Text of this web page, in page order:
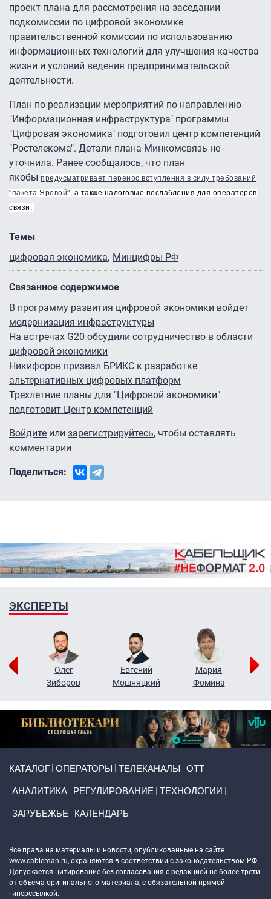
проект плана для рассмотрения на заседании
подкомиссии по цифровой экономике
правительственной комиссии по использованию
информационных технологий для улучшения качества
жизни и условий ведения предпринимательской
деятельности.
План по реализации мероприятий по направлению
"Информационная инфраструктура" программы
"Цифровая экономика" подготовил центр компетенций
"Ростелекома". Детали плана Минкомсвязь не
уточнила. Ранее сообщалось, что план
якобы предусматривает перенос вступления в силу требований
"пакета Яровой", а также налоговые послабления для операторов
связи.
Темы
цифровая экономика Минцифры РФ
Связанное содержимое
В программу развития цифровой экономики войдет
модернизация инфраструктуры
На встречах G20 обсудили сотрудничество в области
цифровой экономики
Никифоров призвал БРИКС к разработке
альтернативных цифровых платформ
Трехлетние планы для "Цифровой экономики"
подготовит Центр компетенций
Войдите или зарегистрируйтесь, чтобы оставлять
комментарии
Поделиться:
ЭКСПЕРТЫ
Олег
Зиборов
Евгений
Мошняцкий
Мария
Фомина
КАТАЛОГ ОПЕРАТОРЫ ТЕЛЕКАНАЛЫ ОТТ
АНАЛИТИКА РЕГУЛИРОВАНИЕ ТЕХНОЛОГИИ
ЗАРУБЕЖЬЕ КАЛЕНДАРЬ
Все права на материалы и новости, опубликованные на сайте
www.cableman.ru, охраняются в соответствии с законодательством РФ.
Допускается цитирование без согласования с редакцией не более трети
от объема оригинального материала, с обязательной прямой
гиперссылкой.